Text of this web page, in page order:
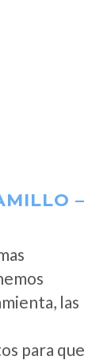
–
las
para que